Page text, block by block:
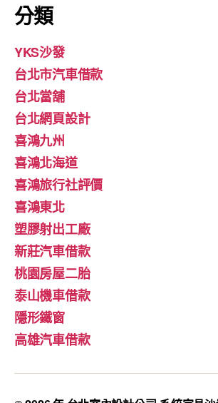
分類
YKS沙發
台北市汽車借款
台北當舖
台北網頁設計
喜鴻九州
喜鴻北海道
喜鴻旅行社評價
喜鴻東北
塑膠射出工廠
新莊汽車借款
桃園房屋二胎
泰山機車借款
隱形鐵窗
高雄汽車借款